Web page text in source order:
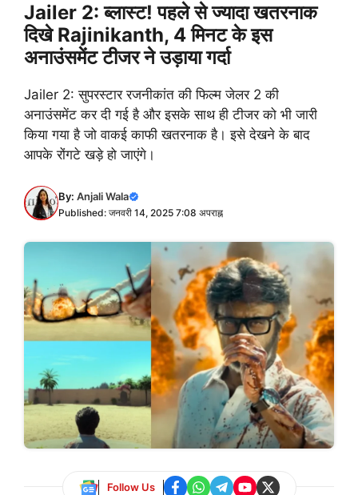
Jailer 2: ब्लास्ट! पहले से ज्यादा खतरनाक
दिखे Rajinikanth, 4 मिनट के इस
अनाउंसमेंट टीजर ने उड़ाया गर्दा
Jailer 2: सुपरस्टार रजनीकांत की फिल्म जेलर 2 की
अनाउंसमेंट कर दी गई है और इसके साथ ही टीजर को भी जारी
किया गया है जो वाकई काफी खतरनाक है। इसे देखने के बाद
आपके रोंगटे खड़े हो जाएंगे।
By: Anjali Wala
Published: जनवरी 14, 2025 7:08 अपराह्न
Follow Us